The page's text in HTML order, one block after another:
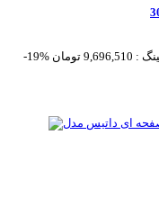
-19%
: 9,696,510 تومان